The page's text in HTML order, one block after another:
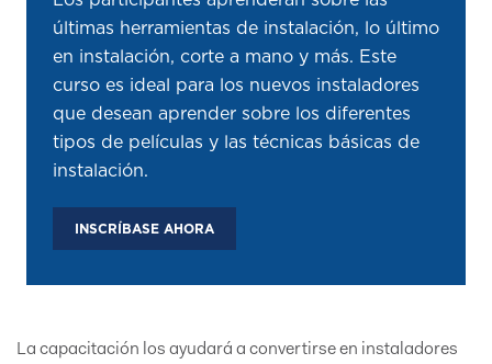
últimas herramientas de instalación, lo último
en instalación, corte a mano y más. Este
curso es ideal para los nuevos instaladores
que desean aprender sobre los diferentes
tipos de películas y las técnicas básicas de
instalación.
INSCRÍBASE AHORA
La capacitación los ayudará a convertirse en instaladores